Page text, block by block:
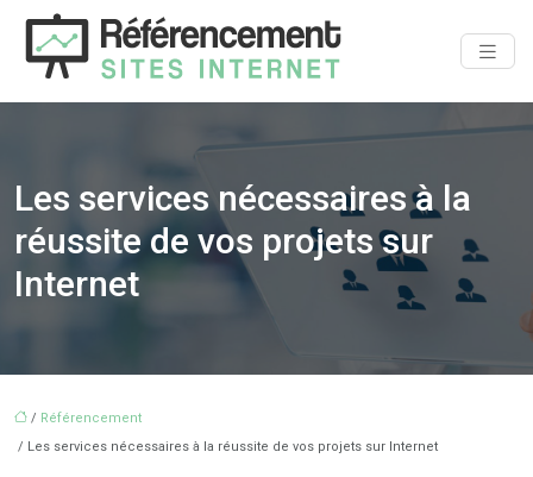
Les services nécessaires à la
réussite de vos projets sur
Internet
/ Référencement
/ Les services nécessaires à la réussite de vos projets sur Internet